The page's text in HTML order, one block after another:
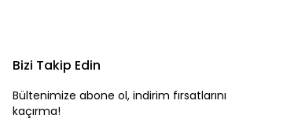
Bizi Takip Edin
Bültenimize abone ol, indirim fırsatlarını
kaçırma!